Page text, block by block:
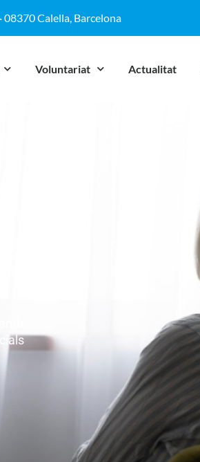
08370 Calella, Barcelona
Voluntariat Actualitat